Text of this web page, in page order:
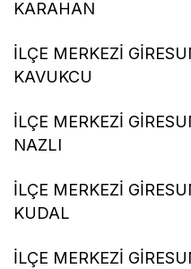
KARAHAN
İLÇE MERKEZİ
KAVUKCU
İLÇE MERKEZİ
NAZLI
İLÇE MERKEZİ
KUDAL
İLÇE MERKEZİ